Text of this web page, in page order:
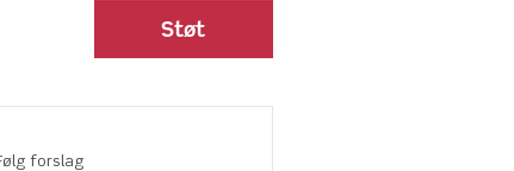
Støt
forslag